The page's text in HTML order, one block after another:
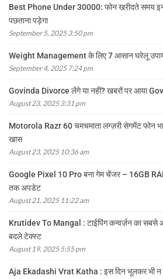
Best Phone Under 30000: फोन खरीदते समय इन
पछताना पड़ेगा
September 5, 2025 3:50 pm
Weight Management के लिए 7 आसान घरेलू
September 4, 2025 7:24 pm
Govinda Divorce लेंगे या नहीं? खबरों पर आया
August 23, 2025 3:31 pm
Motorola Razr 60 चमचमाता लग्ज़री सेगमेंट फोन
खास
August 23, 2025 10:36 am
Google Pixel 10 Pro बना गेम चेंजर – 16GB
तक अपडेट
August 21, 2025 11:22 am
Krutidev To Mangal : टाईपिंग कन्वर्ज़न का सबसे
बदले टेक्स्ट
August 19, 2025 5:55 pm
Aja Ekadashi Vrat Katha : इस दिन भूलकर भी न